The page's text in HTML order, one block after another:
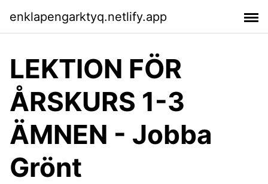
enklapengarktyq.netlify.app
LEKTION FÖR
ÅRSKURS 1-3
ÄMNEN - Jobba
Grönt